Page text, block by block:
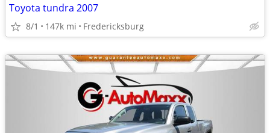
Toyota tundra 2007
8/1 147k mi Fredericksburg